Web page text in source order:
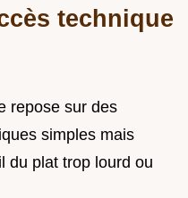
technique
repose sur des
simples mais
du plat trop lourd ou